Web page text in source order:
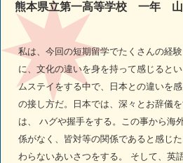
熊本県立第一高等学校 一年
私は、今回の短期留学でたくさんの経
に、文化の違いを身を持って感じると
ムステイをする中で、日本との違いを
の接し方だ。日本では、深々とお辞儀
は、 ハグや握手をする。この事から海
係がなく、皆対等の関係であると感じ
わらないあいさつをする。 そして、英